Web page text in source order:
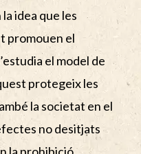
idea que les
promouen el
el model de
protegeix les
la societat en el
no desitjats